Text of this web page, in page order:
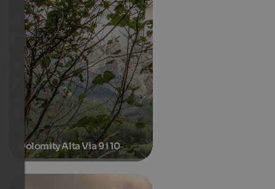
Dolomity Alta Via 9 i 10